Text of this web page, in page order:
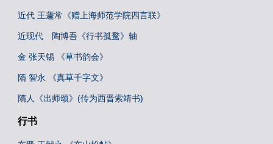
近代 王蘧常《赠上海师范学院四言联》
近现代 陶博吾《行书孤鹜》轴
金 张天锡 《草书韵会》
隋 智永 《真草千字文》
隋人《出师颂》(传为西晋索靖书)
行书